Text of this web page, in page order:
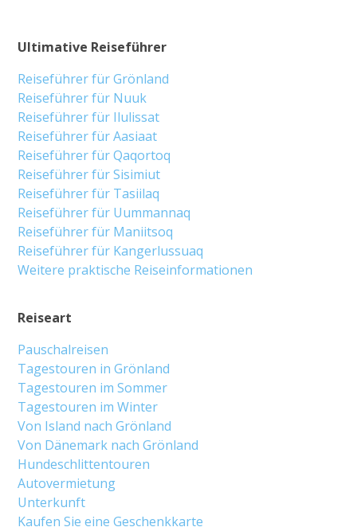
Reiseart
Pauschalreisen
Tagestouren in Grönland
Tagestouren im Sommer
Tagestouren im Winter
Von Island nach Grönland
Von Dänemark nach Grönland
Hundeschlittentouren
Autovermietung
Unterkunft
Kaufen Sie eine Geschenkkarte
Ultimative Reiseführer
Reiseführer für Grönland
Reiseführer für Nuuk
Reiseführer für Ilulissat
Reiseführer für Aasiaat
Reiseführer für Qaqortoq
Reiseführer für Sisimiut
Reiseführer für Tasiilaq
Reiseführer für Uummannaq
Reiseführer für Maniitsoq
Reiseführer für Kangerlussuaq
Weitere praktische Reiseinformationen